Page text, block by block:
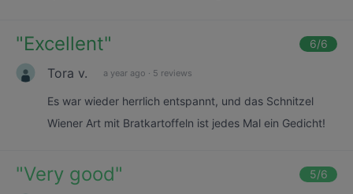
"Excellent" 6/6
Tora v. a year ago · 5 reviews
Es war wieder herrlich entspannt, und das Schnitzel
Wiener Art mit Bratkartoffeln ist jedes Mal ein Gedicht!
"Very good" 5/6